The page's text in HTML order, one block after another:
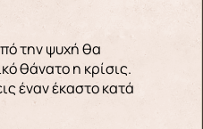
την ψυχή θα
θάνατο η κρίσις.
έναν έκαστο κατά